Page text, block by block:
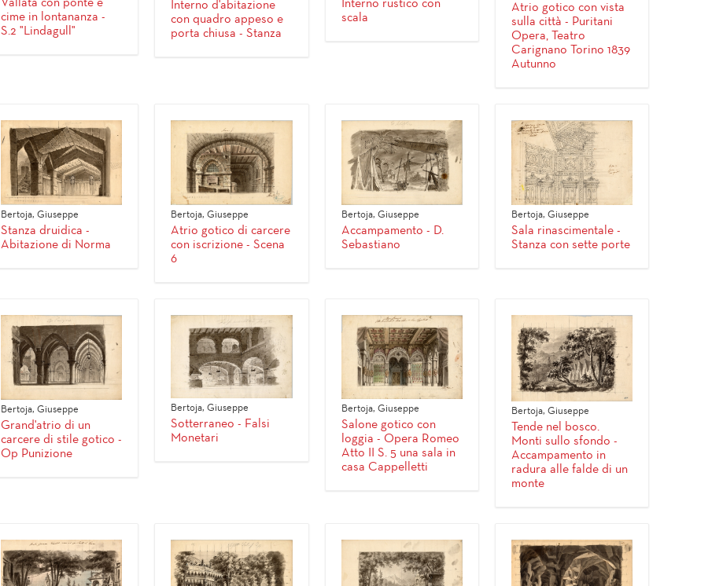
Vallata con ponte e
cime in lontananza -
S.2 "Lindagull"
Interno d'abitazione
con quadro appeso e
porta chiusa - Stanza
Interno rustico con
scala
Atrio gotico con vista
sulla città - Puritani
Opera, Teatro
Carignano Torino 1839
Autunno
Bertoja, Giuseppe
Stanza druidica -
Abitazione di Norma
Bertoja, Giuseppe
Atrio gotico di carcere
con iscrizione - Scena
6
Bertoja, Giuseppe
Accampamento - D.
Sebastiano
Bertoja, Giuseppe
Sala rinascimentale -
Stanza con sette porte
Bertoja, Giuseppe
Grand'atrio di un
carcere di stile gotico -
Op Punizione
Bertoja, Giuseppe
Sotterraneo - Falsi
Monetari
Bertoja, Giuseppe
Salone gotico con
loggia - Opera Romeo
Atto II S. 5 una sala in
casa Cappelletti
Bertoja, Giuseppe
Tende nel bosco.
Monti sullo sfondo -
Accampamento in
radura alle falde di un
monte